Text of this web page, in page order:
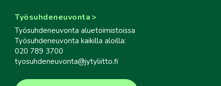
Työsuhdeneuvonta
Työsuhdeneuvonta aluetoimistoissa
Työsuhdeneuvonta kaikilla aloilla:
020 789 3700
tyosuhdeneuvonta@jytyliitto.fi